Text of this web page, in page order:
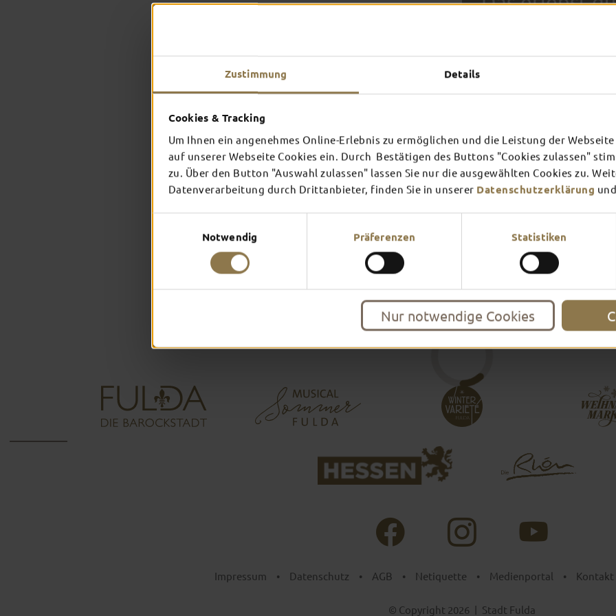
Zustimmung Details
Cookies & Tracking
Um Ihnen ein angenehmes Online-Erlebnis zu ermöglichen und die Leistung der
auf unserer Webseite Cookies ein. Durch Bestätigen des Buttons "Cookies zulassen"
zu. Über den Button "Auswahl zulassen" lassen Sie nur die ausgewählten Cookies zu.
Datenverarbeitung durch Drittanbieter, finden Sie in unserer Datenschutzerklärung
Notwendig Präferenzen Statistiken
Nur notwendige Cookies
THEATER
Mehr erfahren Mehr
FULDA AN
Inspiration ansehen
TOP-
In Fulda ist irgendwo immer
Theater – entdecke hier
Impressum • Datenschutz • AGB • Netiquette • Medienportal • Kontakt
© Copyright 2026 | Stadt Fulda